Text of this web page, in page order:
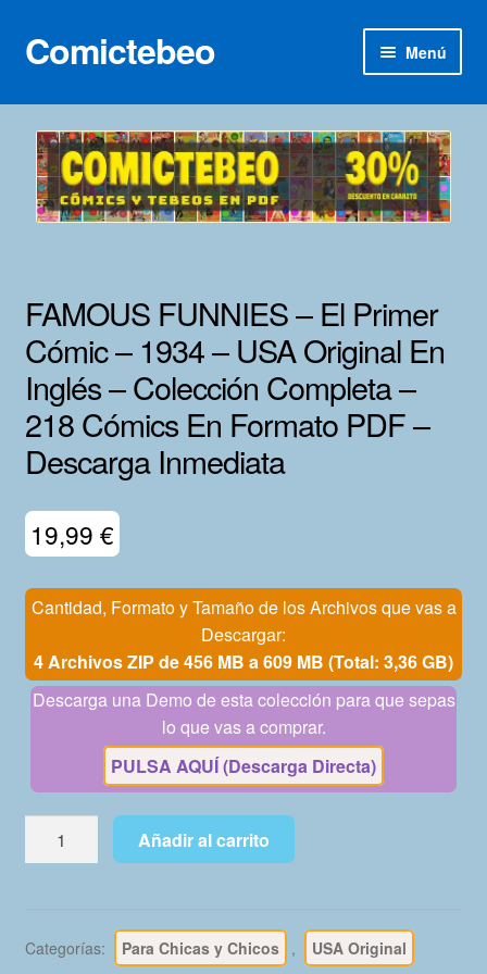
Ir
a
Ir
al
Comictebeo Menú
Inicio
Categorías
Franco-Belga
Lotes 100
Adultos
Porno 3D
Mi Cuenta
FAMOUS FUNNIES – El Primer
Cómic – 1934 – USA Original En
Inglés – Colección Completa –
218 Cómics En Formato PDF –
Descarga Inmediata
19,99 €
Cantidad, Formato y Tamaño de los Archivos que vas a
Descargar:
4 Archivos ZIP de 456 MB a 609 MB (Total: 3,36 GB)
Descarga una Demo de esta colección para que sepas
lo que vas a comprar.
PULSA AQUÍ (Descarga Directa)
FUNNIES
Primer
Cómic
Añadir al carrito
Categorías: Para Chicas y Chicos , USA Original